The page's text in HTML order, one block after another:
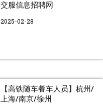
交服信息招聘网
2025-02-28
【高铁随‮餐车‬车人员】杭州/
上海/南京/徐州